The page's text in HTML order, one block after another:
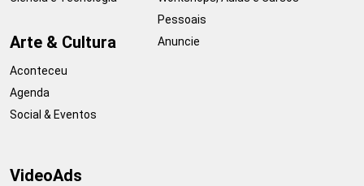
Arte & Cultura
Aconteceu
Agenda
Social & Eventos
Pessoais
Anuncie
VideoAds